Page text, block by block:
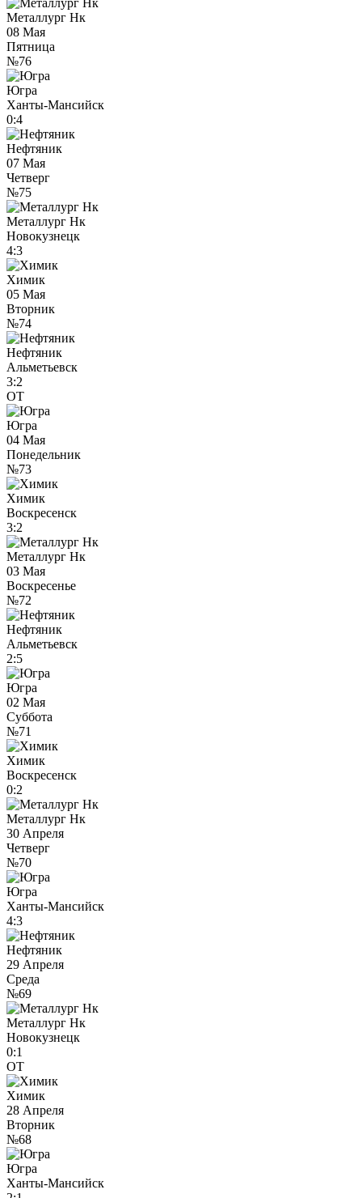
Металлург Нк
08 Мая
Пятница
№76
Югра
Ханты-Мансийск
0:4
Нефтяник
07 Мая
Четверг
№75
Металлург Нк
Новокузнецк
4:3
Химик
05 Мая
Вторник
№74
Нефтяник
Альметьевск
3:2
ОТ
Югра
04 Мая
Понедельник
№73
Химик
Воскресенск
3:2
Металлург Нк
03 Мая
Воскресенье
№72
Нефтяник
Альметьевск
2:5
Югра
02 Мая
Суббота
№71
Химик
Воскресенск
0:2
Металлург Нк
30 Апреля
Четверг
№70
Югра
Ханты-Мансийск
4:3
Нефтяник
29 Апреля
Среда
№69
Металлург Нк
Новокузнецк
0:1
ОТ
Химик
28 Апреля
Вторник
№68
Югра
Ханты-Мансийск